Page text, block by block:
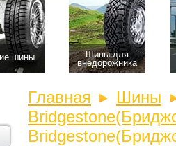
шины
Шины для
внедорожника
Главная
Шины